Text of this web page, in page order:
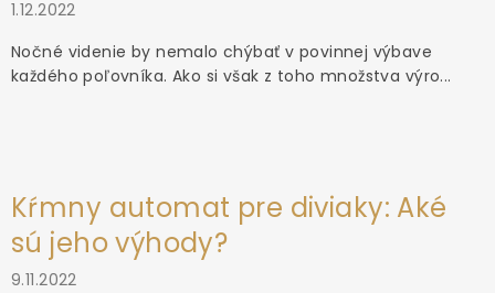
1.12.2022
Nočné videnie by nemalo chýbať v povinnej výbave
každého poľovníka. Ako si však z toho množstva výro...
Kŕmny automat pre diviaky: Aké
sú jeho výhody?
9.11.2022